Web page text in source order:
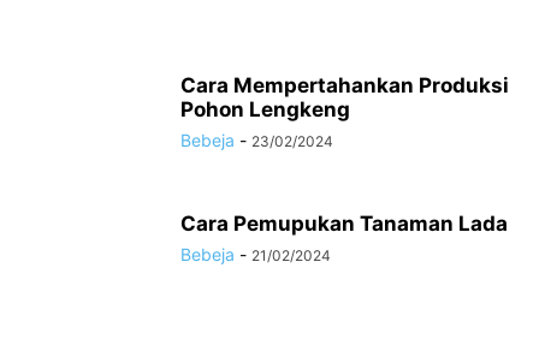
Cara Mempertahankan Produksi
Pohon Lengkeng
Bebeja - 23/02/2024
Cara Pemupukan Tanaman Lada
Bebeja - 21/02/2024